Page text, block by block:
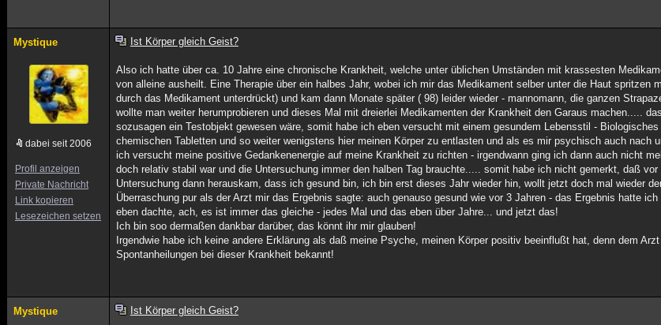
Mystique
dabei seit 2006
Profil anzeigen
Private Nachricht
Link kopieren
Lesezeichen setzen
Ist Körper gleich Geist?
Also ich hatte über ca. 10 Jahre eine chronische Krankheit, welche unter üblichen Umständen mit krassesten
von alleine ausheilt. Eine Therapie über ein halbes Jahr, wobei ich mir das Medikament selber unter die Haut spritzen
durch das Medikament unterdrückt) und kam dann Monate später ( 98) leider wieder - mannomann, die ganzen
wollte man weiter herumprobieren und dieses Mal mit dreierlei Medikamenten der Krankheit den Garaus machen.....
sozusagen ein Testobjekt gewesen wäre, somit habe ich eben versucht mit einem gesundem Lebensstil -
chemischen Tabletten und so weiter wenigstens hier meinen Körper zu entlasten und als es mir psychisch auch nach
ich versucht meine positive Gedankenenergie auf meine Krankheit zu richten - irgendwann ging ich dann auch nicht
doch relativ stabil war und die Untersuchung immer den halben Tag brauchte..... somit habe ich nicht gemerkt, daß
Untersuchung dann herauskam, dass ich gesund bin, ich bin erst dieses Jahr wieder hin, wollt jetzt doch mal wieder
Überraschung pur als der Arzt mir das Ergebnis sagte: auch genauso gesund wie vor 3 Jahren - das Ergebnis hatte
eben dachte, ach, es ist immer das gleiche - jedes Mal und das eben über Jahre... und jetzt das!
Ich bin soo dermaßen dankbar darüber, das könnt ihr mir glauben!
Irgendwie habe ich keine andere Erklärung als daß meine Psyche, meinen Körper positiv beeinflußt hat, denn dem
Spontanheilungen bei dieser Krankheit bekannt!
Mystique Ist Körper gleich Geist?